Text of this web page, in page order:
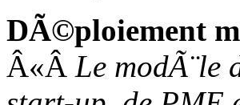
DÃ©ploiement
Â«Â Le modÃ¨le